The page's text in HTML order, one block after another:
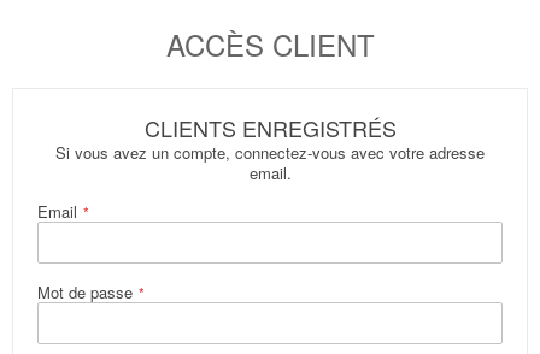
ACCÈS CLIENT
CLIENTS ENREGISTRÉS
Si vous avez un compte, connectez-vous avec votre adresse
email.
Email
Mot de passe